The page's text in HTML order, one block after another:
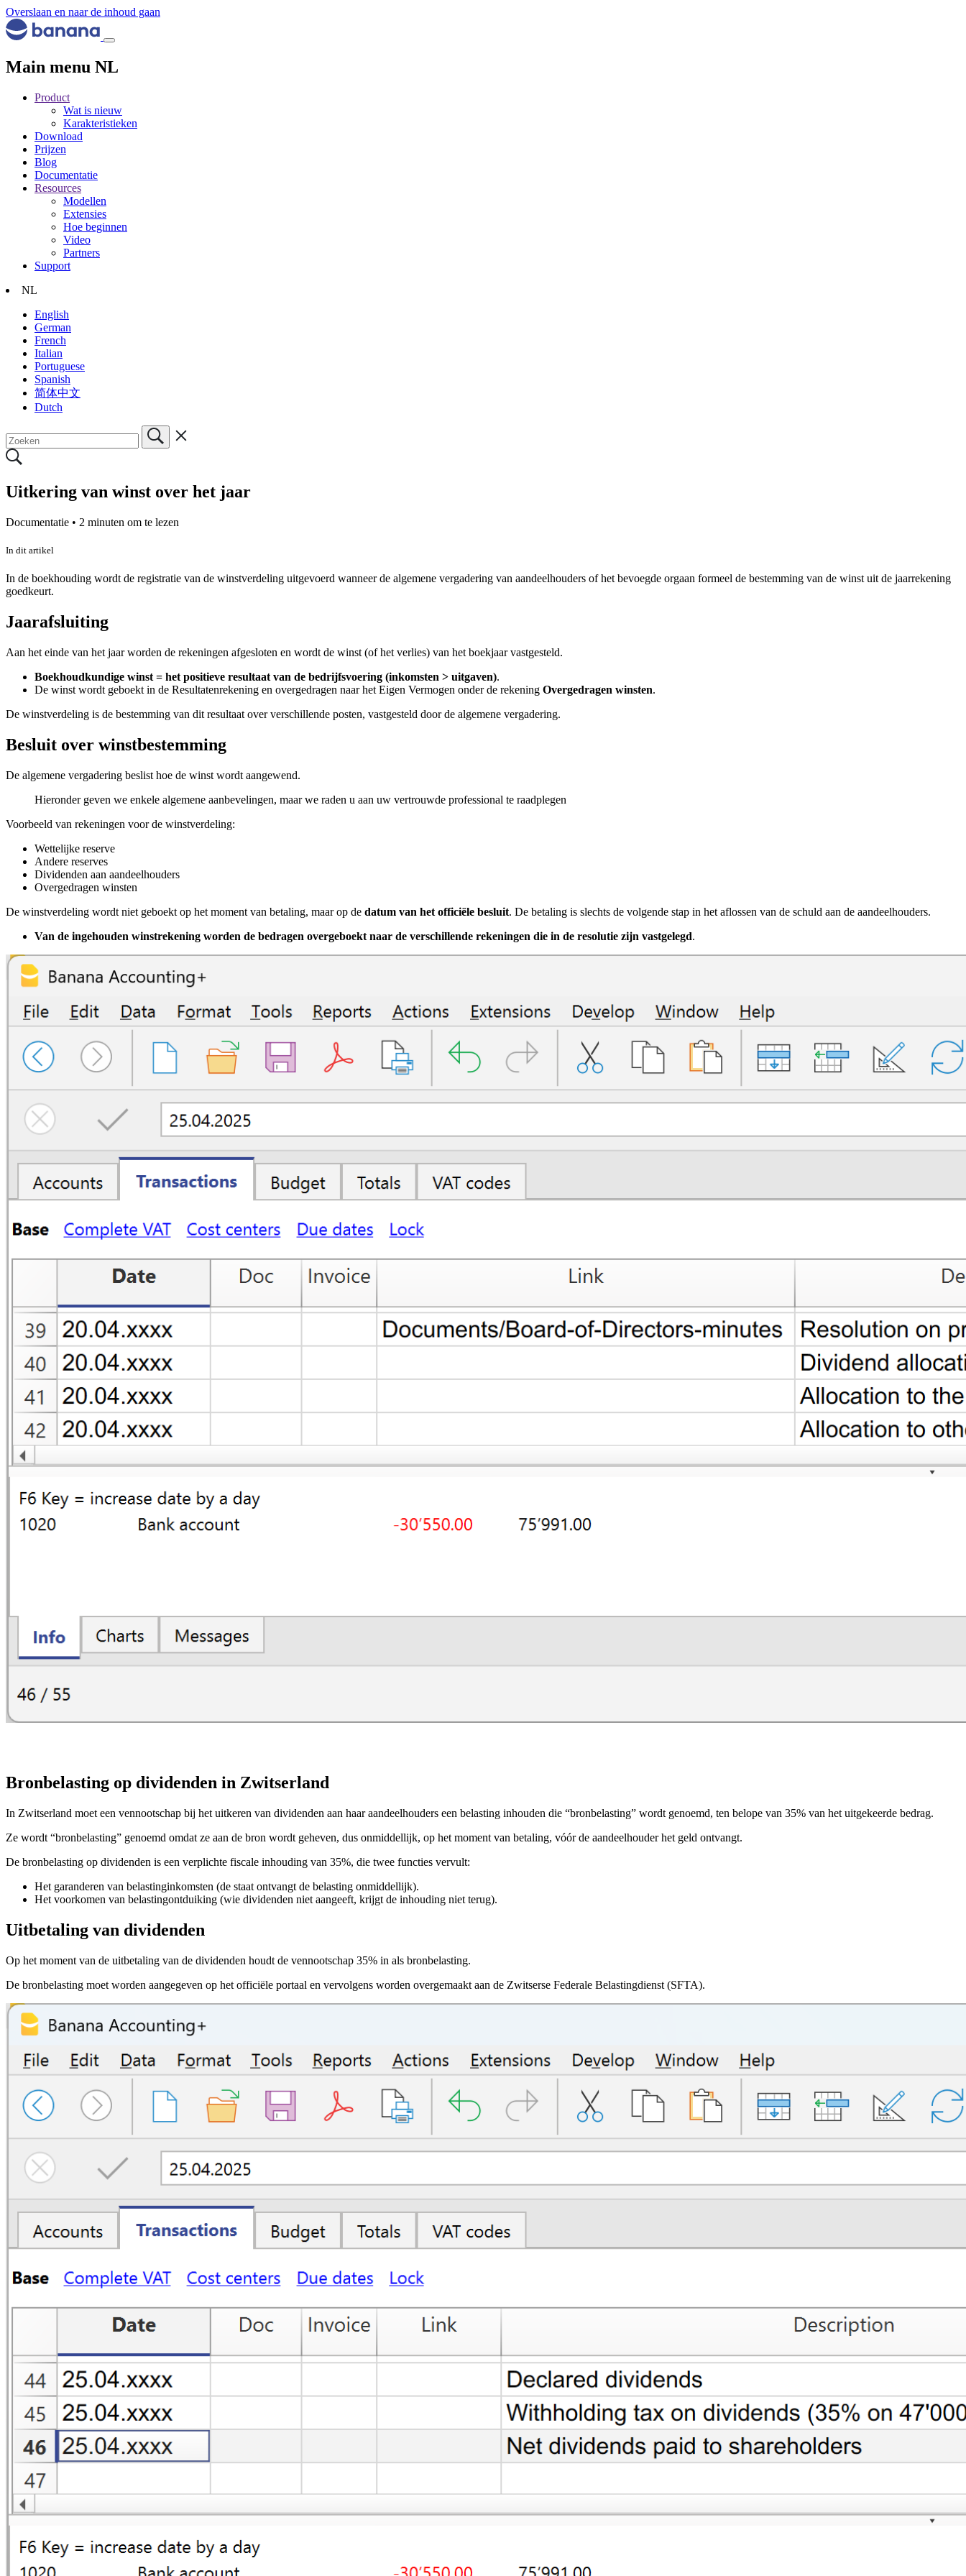
Overslaan en naar de inhoud gaan
Main menu NL
Product
Wat is nieuw
Karakteristieken
Download
Prijzen
Blog
Documentatie
Resources
Modellen
Extensies
Hoe beginnen
Video
Partners
Support
NL
English
German
French
Italian
Portuguese
Spanish
简体中文
Dutch
Uitkering van winst over het jaar
Documentatie • 2 minuten om te lezen
In dit artikel
In de boekhouding wordt de registratie van de winstverdeling uitgevoerd wanneer de algemene vergadering van aandeelhouders of het bevoegde orgaan formeel de bestemming van de winst uit de jaarrekening
goedkeurt.
Jaarafsluiting
Aan het einde van het jaar worden de rekeningen afgesloten en wordt de winst (of het verlies) van het boekjaar vastgesteld.
Boekhoudkundige winst = het positieve resultaat van de bedrijfsvoering (inkomsten > uitgaven).
De winst wordt geboekt in de Resultatenrekening en overgedragen naar het Eigen Vermogen onder de rekening Overgedragen winsten.
De winstverdeling is de bestemming van dit resultaat over verschillende posten, vastgesteld door de algemene vergadering.
Besluit over winstbestemming
De algemene vergadering beslist hoe de winst wordt aangewend.
Hieronder geven we enkele algemene aanbevelingen, maar we raden u aan uw vertrouwde professional te raadplegen
Voorbeeld van rekeningen voor de winstverdeling:
Wettelijke reserve
Andere reserves
Dividenden aan aandeelhouders
Overgedragen winsten
De winstverdeling wordt niet geboekt op het moment van betaling, maar op de datum van het officiële besluit. De betaling is slechts de volgende stap in het aflossen van de schuld aan de aandeelhouders.
Van de ingehouden winstrekening worden de bedragen overgeboekt naar de verschillende rekeningen die in de resolutie zijn vastgelegd.
Bronbelasting op dividenden in Zwitserland
In Zwitserland moet een vennootschap bij het uitkeren van dividenden aan haar aandeelhouders een belasting inhouden die “bronbelasting” wordt genoemd, ten belope van 35% van het uitgekeerde bedrag.
Ze wordt “bronbelasting” genoemd omdat ze aan de bron wordt geheven, dus onmiddellijk, op het moment van betaling, vóór de aandeelhouder het geld ontvangt.
De bronbelasting op dividenden is een verplichte fiscale inhouding van 35%, die twee functies vervult:
Het garanderen van belastinginkomsten (de staat ontvangt de belasting onmiddellijk).
Het voorkomen van belastingontduiking (wie dividenden niet aangeeft, krijgt de inhouding niet terug).
Uitbetaling van dividenden
Op het moment van de uitbetaling van de dividenden houdt de vennootschap 35% in als bronbelasting.
De bronbelasting moet worden aangegeven op het officiële portaal en vervolgens worden overgemaakt aan de Zwitserse Federale Belastingdienst (SFTA).